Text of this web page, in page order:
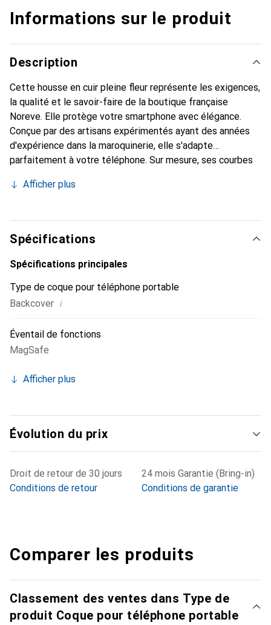
Informations sur le produit
Description
Cette housse en cuir pleine fleur représente les exigences,
la qualité et le savoir-faire de la boutique française
Noreve. Elle protège votre smartphone avec élégance.
Conçue par des artisans expérimentés ayant des années
d'expérience dans la maroquinerie, elle s'adapte
parfaitement à votre téléphone. Sur mesure, ses courbes
devient l'accessoire chic et indispensable pour votre
produits de haute qualité, la marque Noreve est un choix
fiable pour une clientèle exigeante.
Afficher plus
Spécifications
Spécifications principales
Type de coque pour téléphone portable
Backcover i
Éventail de fonctions
MagSafe
Afficher plus
Évolution du prix
Droit de retour de 30 jours
Conditions de retour
24 mois Garantie (Bring-in)
Conditions de garantie
Comparer les produits
Classement des ventes dans Type de
produit Coque pour téléphone portable